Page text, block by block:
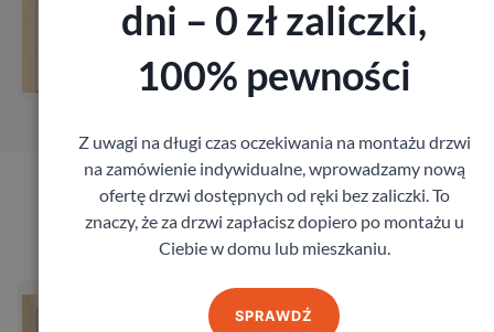
Zobacz
Zamów pomiar
Produkty marki Admar
Drzwi Admar Genesis
Admar
dni – 0 zł zaliczki,
100% pewności
Z uwagi na długi czas oczekiwania na montażu drzwi
na zamówienie indywidualne, wprowadzamy nową
ofertę drzwi dostępnych od ręki bez zaliczki. To
znaczy, że za drzwi zapłacisz dopiero po montażu u
Ciebie w domu lub mieszkaniu.
SPRAWDŹ